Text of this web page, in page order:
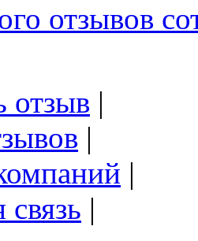
отзывов
отзыв |
|
|
|